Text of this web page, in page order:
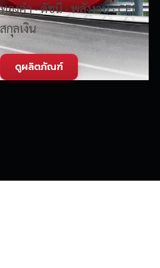
ทองคำ · ดัชนี · พลังงาน · CFD
สกุลเงิน
ดูผลิตภัณฑ์